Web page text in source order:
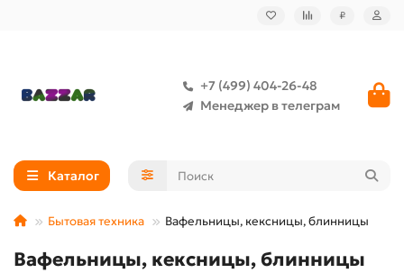
₽
+7 (499) 404-26-48
Менеджер в телеграм
Каталог
Бытовая техника Вафельницы, кексницы, блинницы
Вафельницы, кексницы, блинницы